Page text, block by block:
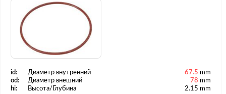
id: Диаметр внутренний 67.5 mm
od:
Диаметр внешний 78 mm
hi:
Высота/Глубина 2.15 mm